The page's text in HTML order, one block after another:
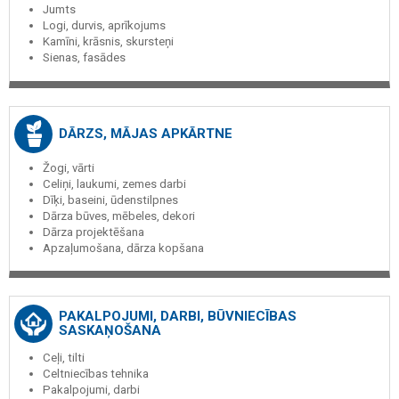
Jumts
Logi, durvis, aprīkojums
Kamīni, krāsnis, skursteņi
Sienas, fasādes
DĀRZS, MĀJAS APKĀRTNE
Žogi, vārti
Celiņi, laukumi, zemes darbi
Dīķi, baseini, ūdenstilpnes
Dārza būves, mēbeles, dekori
Dārza projektēšana
Apzaļumošana, dārza kopšana
PAKALPOJUMI, DARBI, BŪVNIECĪBAS
SASKAŅOŠANA
Ceļi, tilti
Celtniecības tehnika
Pakalpojumi, darbi